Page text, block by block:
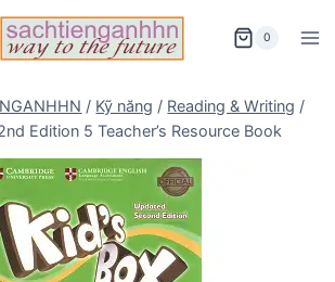
0
/ Kỹ năng / Reading & Writing /
Edition 5 Teacher’s Resource Book